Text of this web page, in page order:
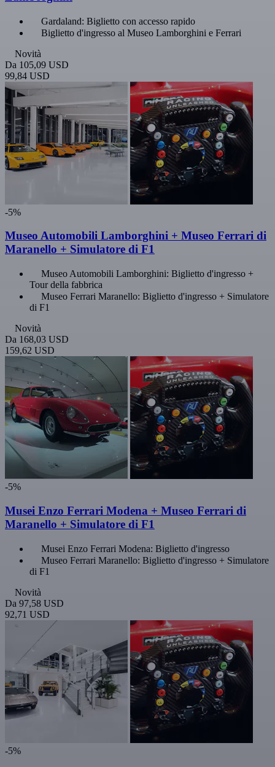
Gardaland: Biglietto con accesso rapido
Biglietto d'ingresso al Museo Lamborghini e Ferrari
Novità
Da 105,09 USD
99,84 USD
-5%
Museo Automobili Lamborghini + Museo Ferrari di
Maranello + Simulatore di F1
Museo Automobili Lamborghini: Biglietto d'ingresso +
Tour della fabbrica
Museo Ferrari Maranello: Biglietto d'ingresso + Simulatore
di F1
Novità
Da 168,03 USD
159,62 USD
-5%
Musei Enzo Ferrari Modena + Museo Ferrari di
Maranello + Simulatore di F1
Musei Enzo Ferrari Modena: Biglietto d'ingresso
Museo Ferrari Maranello: Biglietto d'ingresso + Simulatore
di F1
Novità
Da 97,58 USD
92,71 USD
-5%